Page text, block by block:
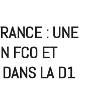
: UNE
FCO ET
LA D1